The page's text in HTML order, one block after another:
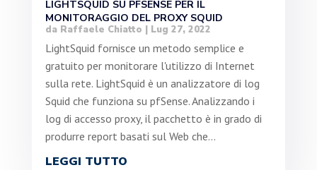
LIGHTSQUID SU PFSENSE PER IL
MONITORAGGIO DEL PROXY SQUID
da Raffaele Chiatto | Lug 27, 2022
LightSquid fornisce un metodo semplice e
gratuito per monitorare l'utilizzo di Internet
sulla rete. LightSquid è un analizzatore di log
Squid che funziona su pfSense. Analizzando i
log di accesso proxy, il pacchetto è in grado di
produrre report basati sul Web che...
LEGGI TUTTO